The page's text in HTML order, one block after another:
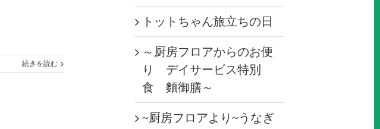
続きを読む
トットちゃん旅立ちの日
～厨房フロアからのお便
り デイサービス特別
食 麵御膳～
~厨房フロアより~うなぎ